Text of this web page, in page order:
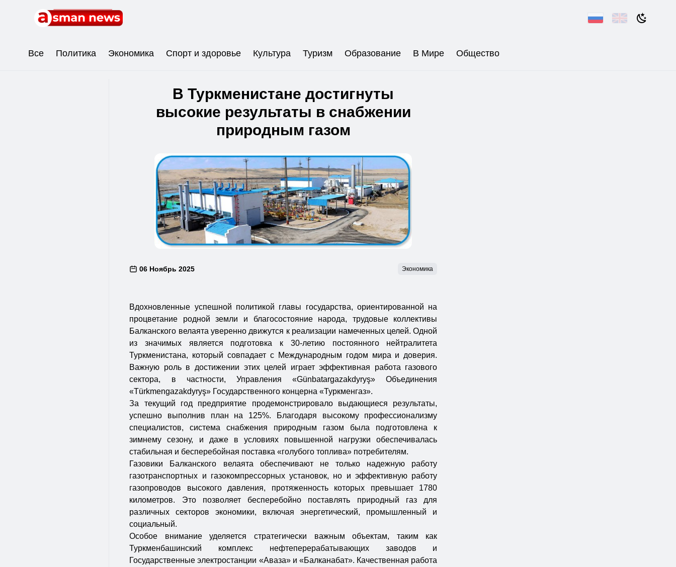
Все Политика Экономика Спорт и здоровье Культура Туризм Образование В Мире Общество
В Туркменистане достигнуты
высокие результаты в снабжении
природным газом
06 Ноябрь 2025 Экономика
Вдохновленные успешной политикой главы государства, ориентированной на
процветание родной земли и благосостояние народа, трудовые коллективы
Балканского велаята уверенно движутся к реализации намеченных целей. Одной
из значимых является подготовка к 30-летию постоянного нейтралитета
Туркменистана, который совпадает с Международным годом мира и доверия.
Важную роль в достижении этих целей играет эффективная работа газового
сектора, в частности, Управления «Günbatargazakdyryş» Объединения
«Türkmengazakdyryş» Государственного концерна «Туркменгаз».
За текущий год предприятие продемонстрировало выдающиеся результаты,
успешно выполнив план на 125%. Благодаря высокому профессионализму
специалистов, система снабжения природным газом была подготовлена к
зимнему сезону, и даже в условиях повышенной нагрузки обеспечивалась
стабильная и бесперебойная поставка «голубого топлива» потребителям.
Газовики Балканского велаята обеспечивают не только надежную работу
газотранспортных и газокомпрессорных установок, но и эффективную работу
газопроводов высокого давления, протяженность которых превышает 1780
километров. Это позволяет бесперебойно поставлять природный газ для
различных секторов экономики, включая энергетический, промышленный и
социальный.
Особое внимание уделяется стратегически важным объектам, таким как
Туркменбашинский комплекс нефтеперерабатывающих заводов и
Государственные электростанции «Аваза» и «Балканабат». Качественная работа